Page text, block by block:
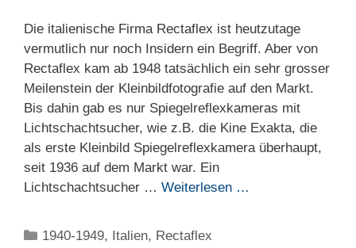
Die italienische Firma Rectaflex ist heutzutage
vermutlich nur noch Insidern ein Begriff. Aber von
Rectaflex kam ab 1948 tatsächlich ein sehr grosser
Meilenstein der Kleinbildfotografie auf den Markt.
Bis dahin gab es nur Spiegelreflexkameras mit
Lichtschachtsucher, wie z.B. die Kine Exakta, die
als erste Kleinbild Spiegelreflexkamera überhaupt,
seit 1936 auf dem Markt war. Ein
Lichtschachtsucher … Weiterlesen …
Kategorien
1940-1949, Italien, Rectaflex